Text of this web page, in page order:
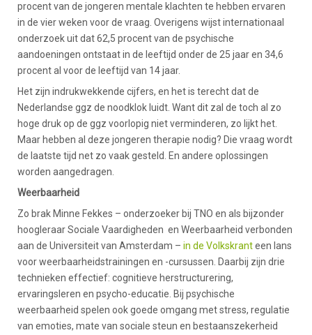
procent van de jongeren mentale klachten te hebben ervaren
in de vier weken voor de vraag. Overigens wijst internationaal
onderzoek uit dat 62,5 procent van de psychische
aandoeningen ontstaat in de leeftijd onder de 25 jaar en 34,6
procent al voor de leeftijd van 14 jaar.
Het zijn indrukwekkende cijfers, en het is terecht dat de
Nederlandse ggz de noodklok luidt. Want dit zal de toch al zo
hoge druk op de ggz voorlopig niet verminderen, zo lijkt het.
Maar hebben al deze jongeren therapie nodig? Die vraag wordt
de laatste tijd net zo vaak gesteld. En andere oplossingen
worden aangedragen.
Weerbaarheid
Zo brak Minne Fekkes – onderzoeker bij TNO en als bijzonder
hoogleraar Sociale Vaardigheden en Weerbaarheid verbonden
aan de Universiteit van Amsterdam – in de Volkskranteen lans
voor weerbaarheidstrainingen en -cursussen. Daarbij zijn drie
technieken effectief: cognitieve herstructurering,
ervaringsleren en psycho-educatie. Bij psychische
weerbaarheid spelen ook goede omgang met stress, regulatie
van emoties, mate van sociale steun en bestaanszekerheid